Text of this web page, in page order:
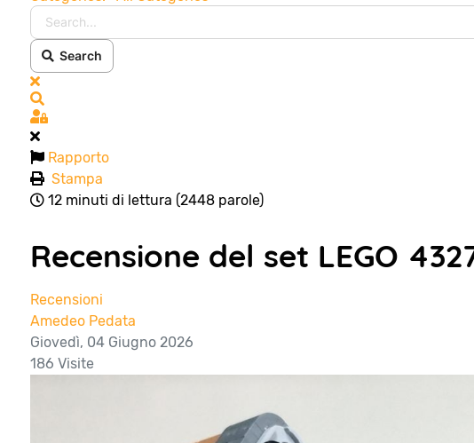
Search
x
Sign In
Rapporto
Stampa
12 minuti di lettura (2448 parole)
Recensione del set LEGO
Recensioni
Amedeo Pedata
Giovedì, 04 Giugno 2026
186 Visite